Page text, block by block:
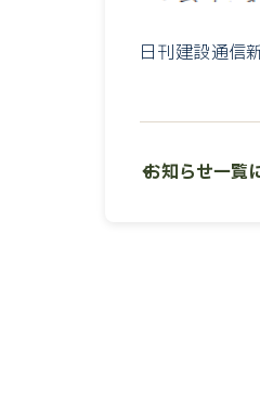
日刊建設通信
← お知らせ一覧